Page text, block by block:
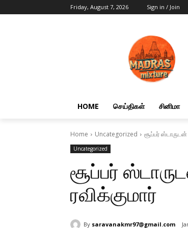
Friday, August 7, 2026 Sign in / Join
HOME செய்திகள் சினிமா
Home Uncategorized சூப்பர்
Uncategorized
சூப்பர்
ரவிக்குமார்
By saravanakmr97@gmail.com